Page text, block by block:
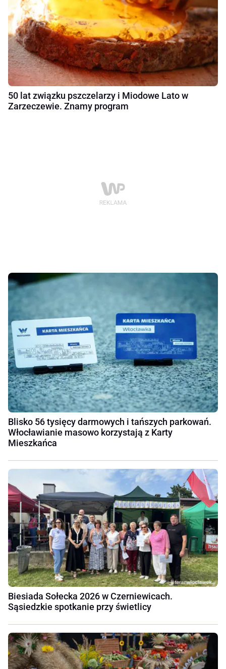
50 lat związku pszczelarzy i Miodowe Lato w
Zarzeczewie. Znamy program
Blisko 56 tysięcy darmowych i tańszych parkowań.
Włocławianie masowo korzystają z Karty
Mieszkańca
Biesiada Sołecka 2026 w Czerniewicach.
Sąsiedzkie spotkanie przy świetlicy